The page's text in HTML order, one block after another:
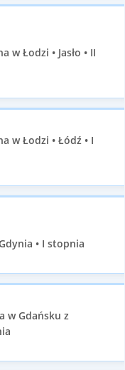
Łodzi • Jasło • II
w Łodzi • Łódź • I
• I stopnia
w Gdańsku z